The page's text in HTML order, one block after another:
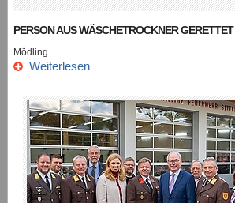
PERSON AUS WÄSCHETROCKNER GERETTET
Mödling
Weiterlesen